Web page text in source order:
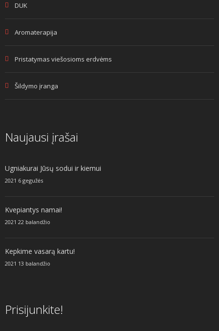
DUK
Aromaterapija
Pristatymas viešosioms erdvėms
Šildymo įranga
Naujausi įrašai
Ugniakurai Jūsų sodui ir kiemui
2021 6 gegužės
Kvepiantys namai!
2021 22 balandžio
Kepkime vasarą kartu!
2021 13 balandžio
Prisijunkite!